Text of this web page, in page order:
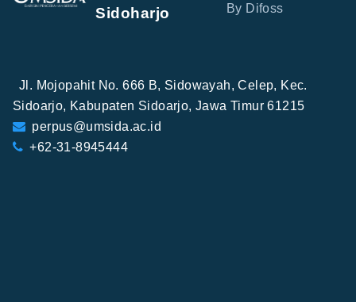
Sidoharjo
By Difoss
Jl. Mojopahit No. 666 B, Sidowayah, Celep, Kec.
Sidoarjo, Kabupaten Sidoarjo, Jawa Timur 61215
perpus@umsida.ac.id
+62-31-8945444